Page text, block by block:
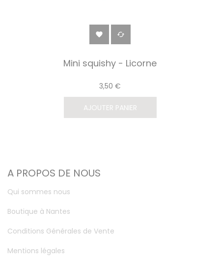
 
Mini squishy - Licorne
3,50 €
AJOUTER PANIER
A PROPOS DE NOUS
Qui sommes nous
Boutique à Nantes
Conditions Générales de Vente
Mentions légales